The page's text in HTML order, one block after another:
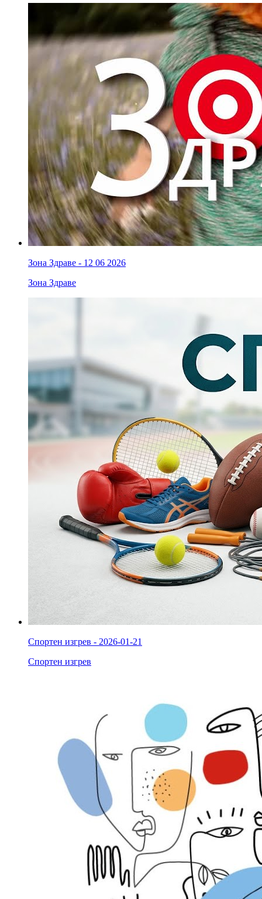
Зона Здраве - 12 06 2026
Зона Здраве
Спортен изгрев - 2026-01-21
Спортен изгрев